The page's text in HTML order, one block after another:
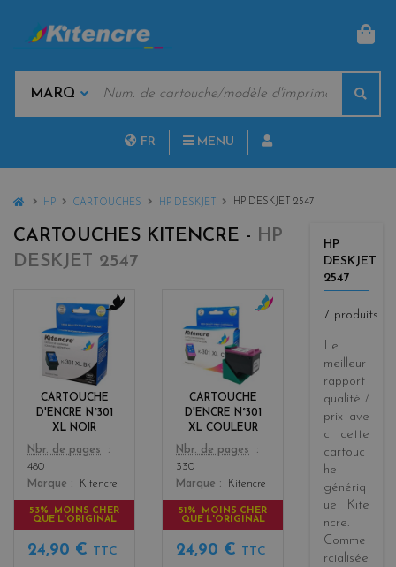
MARQUES
CLÉS
FR MENU
HOME
HP CARTOUCHES HP DESKJET HP DESKJET 2547
CARTOUCHES KITENCRE - HP
DESKJET 2547
CARTOUCHE
D'ENCRE N°301
XL NOIR
Color
l
a
c
k
Nbr. de pages
480
Marque
Kitencre
53% MOINS CHER
QUE L'ORIGINAL
24,90 € TTC
CARTOUCHE
D'ENCRE N°301
XL COULEUR
Color
l
o
r
s
Nbr. de pages
330
Marque
Kitencre
51% MOINS CHER
QUE L'ORIGINAL
24,90 € TTC
HP
DESKJET
2547
7 produits
Le
meilleur
rapport
qualité /
prix ave
c cette
cartouc
he
génériq
ue
Kite
ncre.
Comme
rcialisée